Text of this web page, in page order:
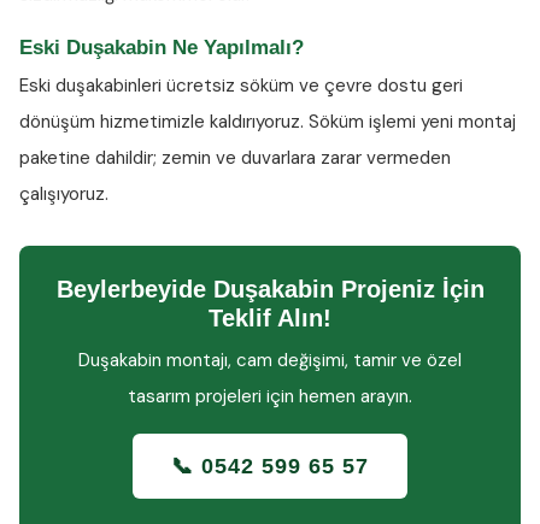
Eski Duşakabin Ne Yapılmalı?
Eski duşakabinleri ücretsiz söküm ve çevre dostu geri
dönüşüm hizmetimizle kaldırıyoruz. Söküm işlemi yeni montaj
paketine dahildir; zemin ve duvarlara zarar vermeden
çalışıyoruz.
Beylerbeyide Duşakabin Projeniz İçin
Teklif Alın!
Duşakabin montajı, cam değişimi, tamir ve özel
tasarım projeleri için hemen arayın.
📞 0542 599 65 57